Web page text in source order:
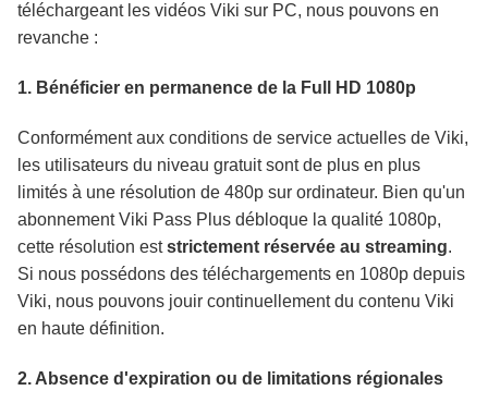
téléchargeant les vidéos Viki sur PC, nous pouvons en
revanche :
1. Bénéficier en permanence de la Full HD 1080p
Conformément aux conditions de service actuelles de Viki,
les utilisateurs du niveau gratuit sont de plus en plus
limités à une résolution de 480p sur ordinateur. Bien qu'un
abonnement Viki Pass Plus débloque la qualité 1080p,
cette résolution eststrictement réservée au streaming.
Si nous possédons des téléchargements en 1080p depuis
Viki, nous pouvons jouir continuellement du contenu Viki
en haute définition.
2. Absence d'expiration ou de limitations régionales